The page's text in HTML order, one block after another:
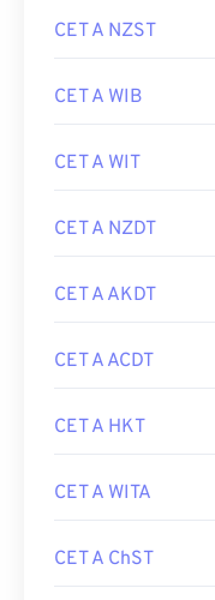
CET A NZST
CET A WIB
CET A WIT
CET A NZDT
CET A AKDT
CET A ACDT
CET A HKT
CET A WITA
CET A ChST